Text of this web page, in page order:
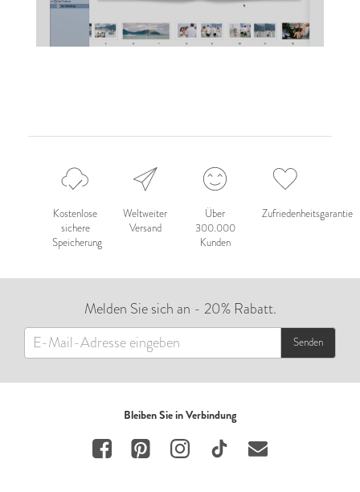
Kostenlose
sichere
Speicherung
Weltweiter
Versand
Über
300.000
Kunden
Zufriedenheitsgarantie
Melden Sie sich an - 20% Rabatt.
Senden
Bleiben Sie in Verbindung